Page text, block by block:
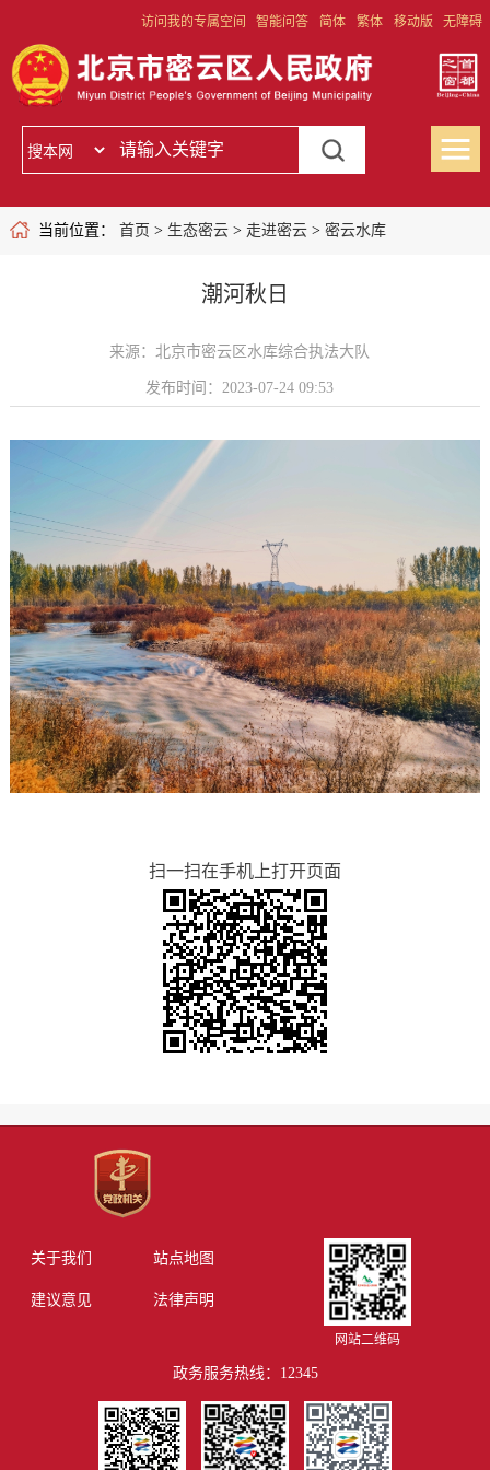
访问我的专属空间 智能问答 简体 繁体 移动版 无障碍
当前位置： 首页 > 生态密云> 走进密云> 密云水库
潮河秋日
来源：北京市密云区水库综合执法大队
发布时间：2023-07-24 09:53
扫一扫在手机上打开页面
关于我们 站点地图
建议意见 法律声明
网站二维码
政务服务热线：12345